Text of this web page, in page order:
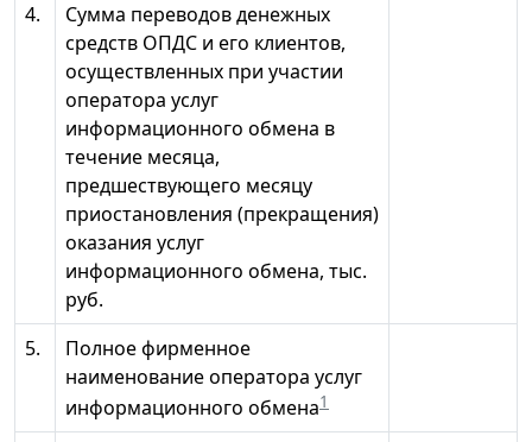
4.
Сумма переводов денежных
средств ОПДС и его клиентов,
осуществленных при участии
оператора услуг
информационного обмена в
течение месяца,
предшествующего месяцу
приостановления (прекращения)
оказания услуг
информационного обмена, тыс.
руб.
5.
Полное фирменное
наименование оператора услуг
информационного обмена1